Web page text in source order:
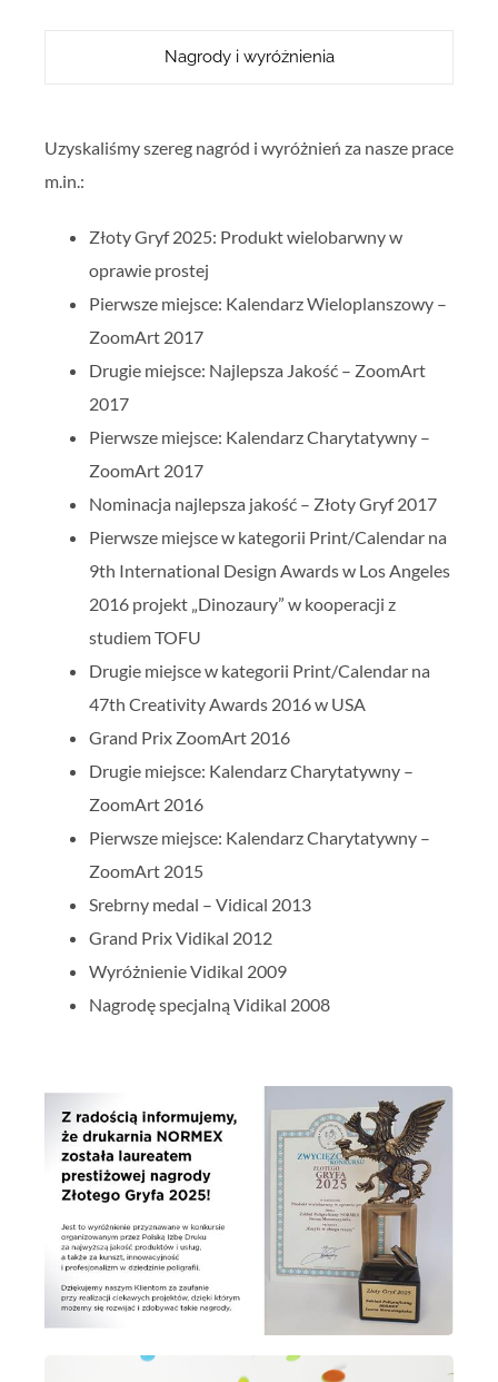
Nagrody i wyróżnienia
Uzyskaliśmy szereg nagród i wyróżnień za nasze prace
m.in.:
Złoty Gryf 2025: Produkt wielobarwny w
oprawie prostej
Pierwsze miejsce: Kalendarz Wieloplanszowy –
ZoomArt 2017
Drugie miejsce: Najlepsza Jakość – ZoomArt
2017
Pierwsze miejsce: Kalendarz Charytatywny –
ZoomArt 2017
Nominacja najlepsza jakość – Złoty Gryf 2017
Pierwsze miejsce w kategorii Print/Calendar na
9th International Design Awards w Los Angeles
2016 projekt „Dinozaury” w kooperacji z
studiem TOFU
Drugie miejsce w kategorii Print/Calendar na
47th Creativity Awards 2016 w USA
Grand Prix ZoomArt 2016
Drugie miejsce: Kalendarz Charytatywny –
ZoomArt 2016
Pierwsze miejsce: Kalendarz Charytatywny –
ZoomArt 2015
Srebrny medal – Vidical 2013
Grand Prix Vidikal 2012
Wyróżnienie Vidikal 2009
Nagrodę specjalną Vidikal 2008